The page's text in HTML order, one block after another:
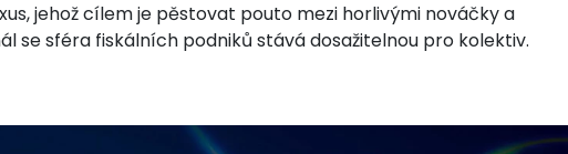
jehož cílem je pěstovat pouto mezi horlivými nováčky a
se sféra fiskálních podniků stává dosažitelnou pro kolektiv.